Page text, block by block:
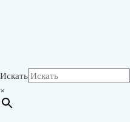
Искать
×